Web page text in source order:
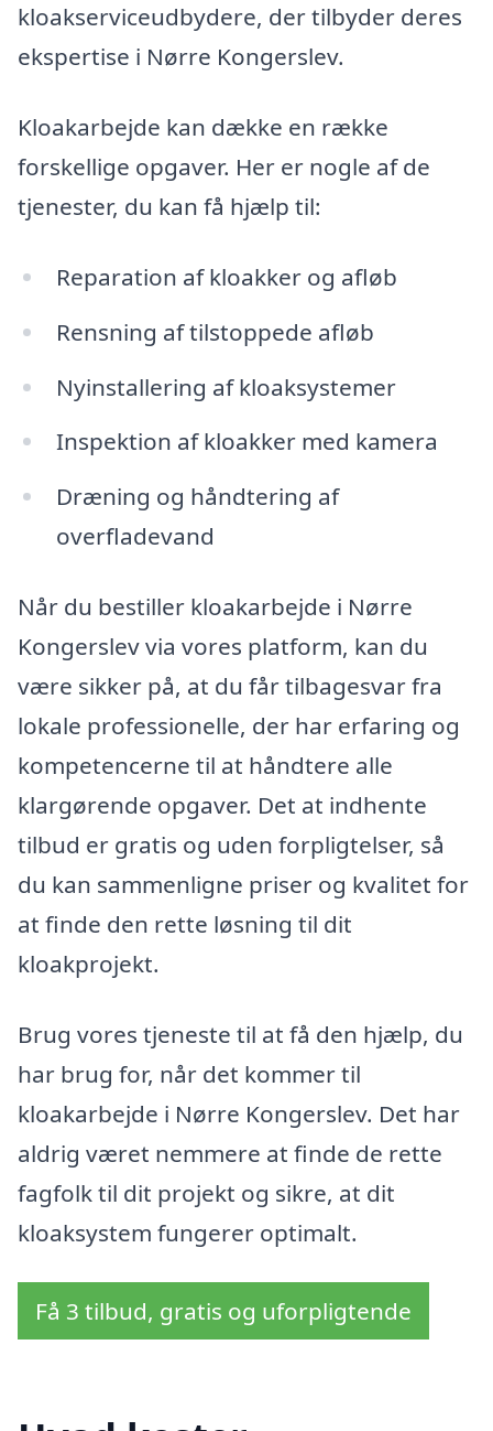
kloakserviceudbydere, der tilbyder deres
ekspertise i Nørre Kongerslev.
Kloakarbejde kan dække en række
forskellige opgaver. Her er nogle af de
tjenester, du kan få hjælp til:
Reparation af kloakker og afløb
Rensning af tilstoppede afløb
Nyinstallering af kloaksystemer
Inspektion af kloakker med kamera
Dræning og håndtering af
overfladevand
Når du bestiller kloakarbejde i Nørre
Kongerslev via vores platform, kan du
være sikker på, at du får tilbagesvar fra
lokale professionelle, der har erfaring og
kompetencerne til at håndtere alle
klargørende opgaver. Det at indhente
tilbud er gratis og uden forpligtelser, så
du kan sammenligne priser og kvalitet for
at finde den rette løsning til dit
kloakprojekt.
Brug vores tjeneste til at få den hjælp, du
har brug for, når det kommer til
kloakarbejde i Nørre Kongerslev. Det har
aldrig været nemmere at finde de rette
fagfolk til dit projekt og sikre, at dit
kloaksystem fungerer optimalt.
Få 3 tilbud, gratis og uforpligtende